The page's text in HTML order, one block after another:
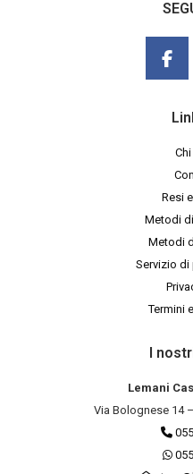
Resi
Metodi
Metodi
Servizio
Termini
I
Lemani
Via Bolognese 14